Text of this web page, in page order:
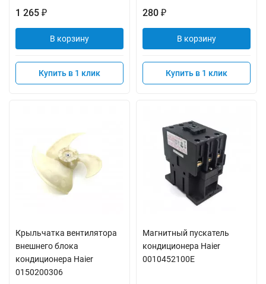
1 265 ₽
В корзину
Купить в 1 клик
280 ₽
В корзину
Купить в 1 клик
Крыльчатка вентилятора
внешнего блока
кондиционера Haier
0150200306
Магнитный пускатель
кондиционера Haier
0010452100E